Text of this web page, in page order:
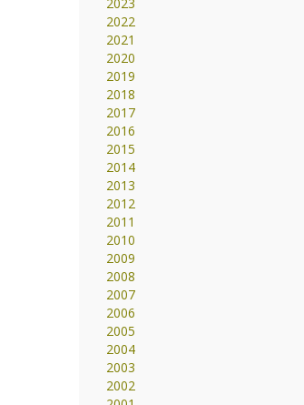
2022
2021
2020
2019
2018
2017
2016
2015
2014
2013
2012
2011
2010
2009
2008
2007
2006
2005
2004
2003
2002